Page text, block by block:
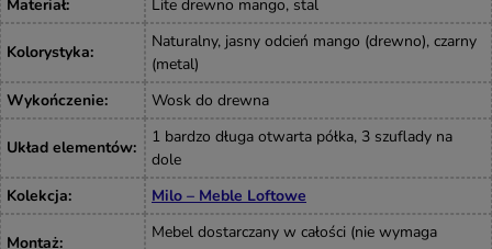
Materiał: Lite drewno mango, stal
Kolorystyka:
Naturalny, jasny odcień mango (drewno), czarny
(metal)
Wykończenie: Wosk do drewna
Układ elementów:
1 bardzo długa otwarta półka, 3 szuflady na
dole
Kolekcja: Milo – Meble Loftowe
Montaż:
Mebel dostarczany w całości (nie wymaga